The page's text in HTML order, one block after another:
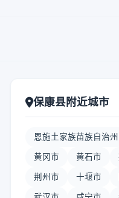
保康县附近城市
恩施土家族苗族自治州
黄冈市 黄石市
荆州市 十堰市